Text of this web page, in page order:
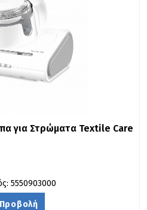
για Στρώματα Textile Care
5550903000
Προβολή